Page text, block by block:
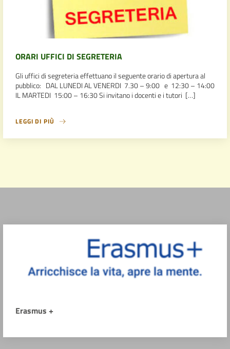
ORARI UFFICI DI SEGRETERIA
Gli uffici di segreteria effettuano il seguente orario di apertura al
pubblico: DAL LUNEDI AL VENERDI 7.30 – 9:00 e 12:30 – 14:00
IL MARTEDI 15:00 – 16:30 Si invitano i docenti e i tutori […]
LEGGI DI PIÙ
Erasmus +